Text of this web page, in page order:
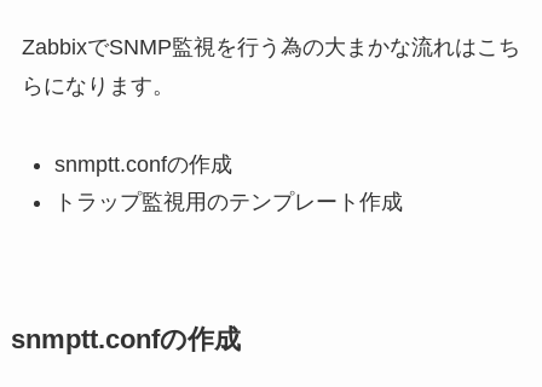
ZabbixでSNMP監視を行う為の大まかな流れはこち
らになります。
snmptt.confの作成
トラップ監視用のテンプレート作成
snmptt.confの作成